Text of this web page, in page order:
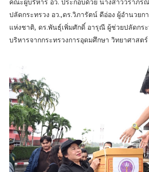
ปลัดกระทรวง อว.,ดร.วิภารัตน์ ดีอ่อง ผู้อำนวยก
แห่งชาติ, ดร.พันธุ์เพิ่มศักดิ์ อารุณี ผู้ช่วยปลัดกร
บริหารจากกระทรวงการอุดมศึกษา วิทยาศาสต